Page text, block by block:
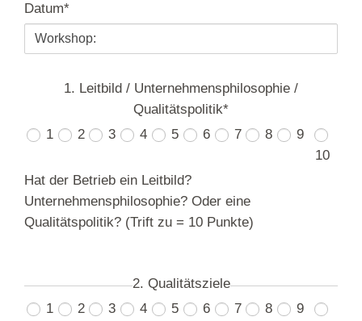
Datum*
1. Leitbild / Unternehmensphilosophie /
Qualitätspolitik*
1
2 3 4 5 6 7 8
9
10
Hat der Betrieb ein Leitbild?
Unternehmensphilosophie? Oder eine
Qualitätspolitik? (Trift zu = 10 Punkte)
2. Qualitätsziele
1
2 3 4 5 6 7 8
9